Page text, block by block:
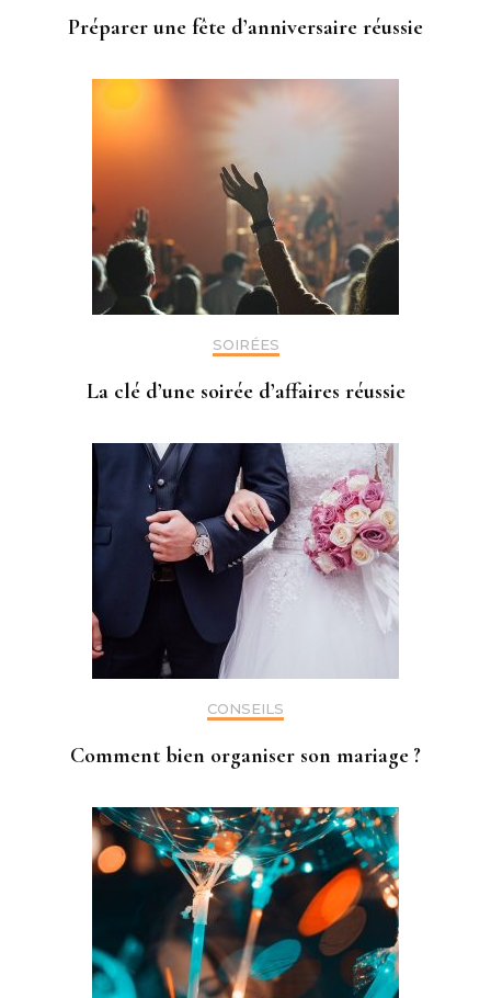
Préparer une fête d’anniversaire réussie
SOIRÉES
La clé d’une soirée d’affaires réussie
CONSEILS
Comment bien organiser son mariage ?